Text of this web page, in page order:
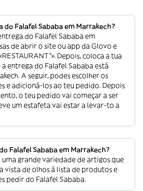
do Falafel Sababa em Marrakech?
do Falafel Sababa em
de abrir o site ou app da Glovo e
Depois, coloca a tua
entrega do Falafel Sababa está
A seguir, podes escolher os
e adicioná-los ao teu pedido. Depois
o teu pedido vai começar a ser
um estafeta vai estar a levar-to a
Falafel Sababa em Marrakech?
grande variedade de artigos que
vista de olhos à lista de produtos e
pedir do Falafel Sababa.